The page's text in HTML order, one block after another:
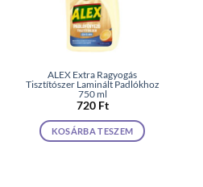
ALEX Extra Ragyogás
Tisztítószer Laminált Padlókhoz
750 ml
720 Ft
KOSÁRBA TESZEM